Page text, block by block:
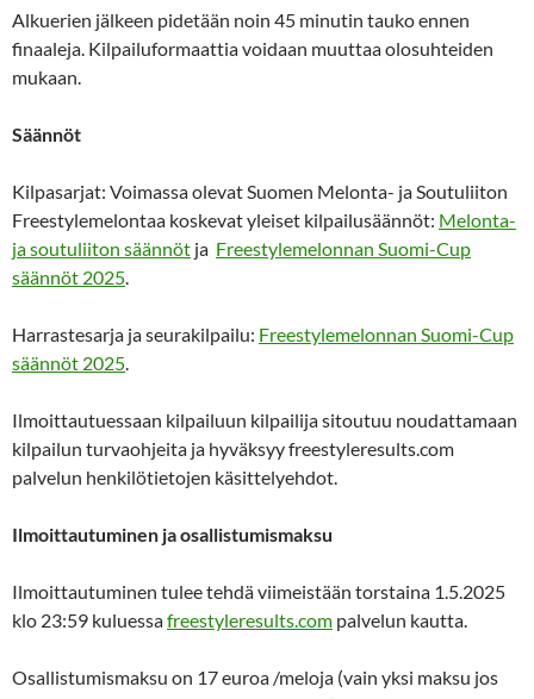
Alkuerien jälkeen pidetään noin 45 minutin tauko ennen
finaaleja. Kilpailuformaattia voidaan muuttaa olosuhteiden
mukaan.
Säännöt
Kilpasarjat: Voimassa olevat Suomen Melonta- ja Soutuliiton
Freestylemelontaa koskevat yleiset kilpailusäännöt: Melonta-
ja soutuliiton säännöt ja Freestylemelonnan Suomi-Cup
säännöt 2025.
Harrastesarja ja seurakilpailu: Freestylemelonnan Suomi-Cup
säännöt 2025.
Ilmoittautuessaan kilpailuun kilpailija sitoutuu noudattamaan
kilpailun turvaohjeita ja hyväksyy freestyleresults.com
palvelun henkilötietojen käsittelyehdot.
Ilmoittautuminen ja osallistumismaksu
Ilmoittautuminen tulee tehdä viimeistään torstaina 1.5.2025
klo 23:59 kuluessafreestyleresults.com palvelun kautta.
Osallistumismaksu on 17 euroa /meloja (vain yksi maksu jos